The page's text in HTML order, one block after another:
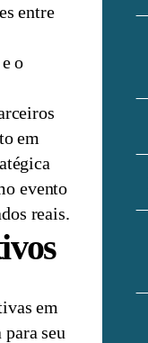
entre
o
em
evento
reais.
em
seu